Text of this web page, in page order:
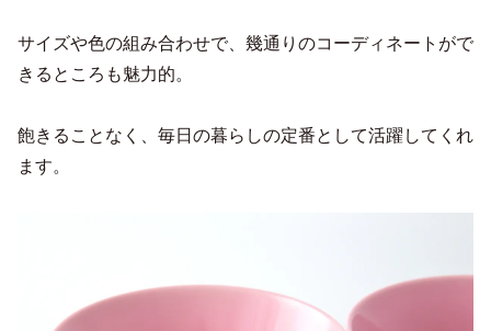
サイズや色の組み合わせで、幾通りのコーディネートがで
きるところも魅力的。
飽きることなく、毎日の暮らしの定番として活躍してくれ
ます。